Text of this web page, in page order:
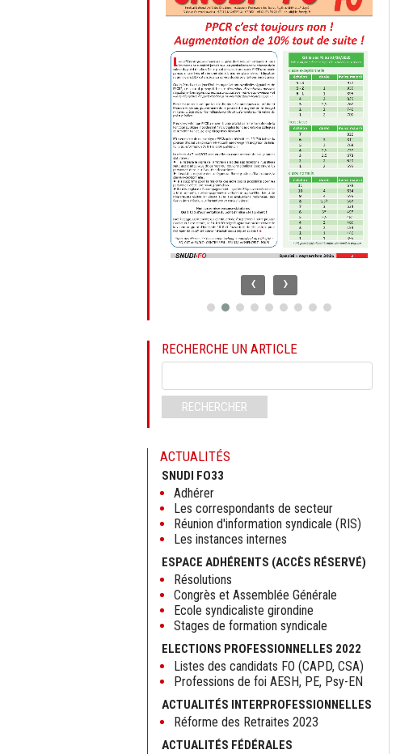
‹ ›
RECHERCHE UN ARTICLE
clés
RECHERCHER
ACTUALITÉS
SNUDI FO33
Adhérer
Les correspondants de secteur
Réunion d'information syndicale (RIS)
Les instances internes
ESPACE ADHÉRENTS (ACCÈS RÉSERVÉ)
Résolutions
Congrès et Assemblée Générale
Ecole syndicaliste girondine
Stages de formation syndicale
ELECTIONS PROFESSIONNELLES 2022
Listes des candidats FO (CAPD, CSA)
Professions de foi AESH, PE, Psy-EN
ACTUALITÉS INTERPROFESSIONNELLES
Réforme des Retraites 2023
ACTUALITÉS FÉDÉRALES